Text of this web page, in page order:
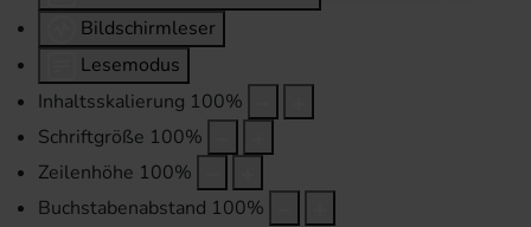
Bildschirmleser
Lesemodus
Inhaltsskalierung 100%
Schriftgröße 100%
Zeilenhöhe 100%
Buchstabenabstand 100%